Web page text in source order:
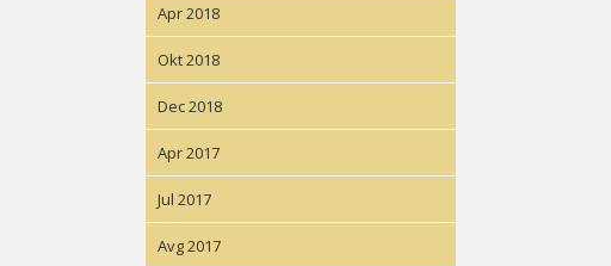
Apr 2018
Okt 2018
Dec 2018
Apr 2017
Jul 2017
Avg 2017